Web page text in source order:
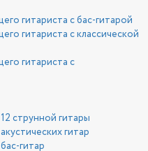
гитариста с бас-гитарой
гитариста с классической
гитариста с
струнной гитары
гитар
гитар